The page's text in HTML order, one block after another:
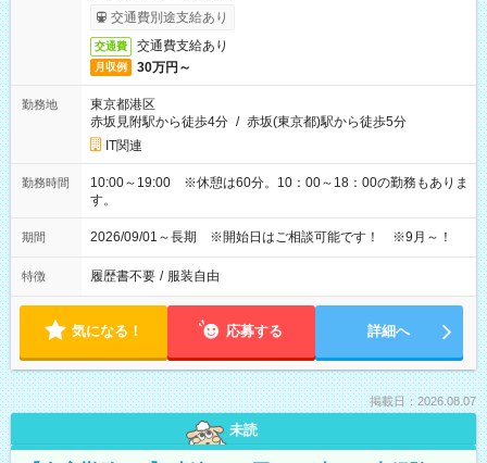
交通費別途支給あり
交通費 交通費支給あり
月収例 30万円～
勤務地
東京都港区
赤坂見附駅から徒歩4分 / 赤坂(東京都)駅から徒歩5分
IT関連
勤務時間
10:00～19:00 ※休憩は60分。10：00～18：00の勤務もありま
す。
期間 2026/09/01～長期 ※開始日はご相談可能です！ ※9月～！
特徴 履歴書不要 / 服装自由
気になる！ 応募する 詳細へ
掲載日：2026.08.07
未読